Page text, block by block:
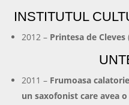
INSTITUTUL
2012 – Printesa de Cleves
2011 – Frumoasa
un saxofonist care avea